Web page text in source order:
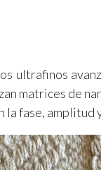
ultrafinos
matrices de
fase, amplitud